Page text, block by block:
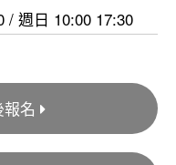
/ 週日 10:00 17:30
名